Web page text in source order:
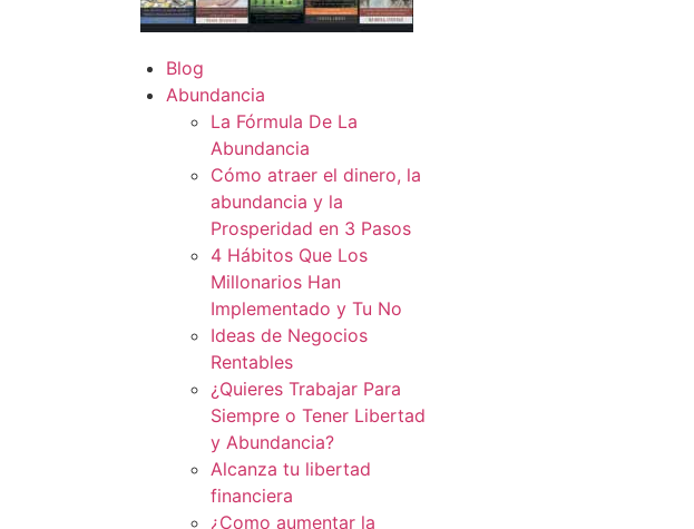
Blog
Abundancia
La Fórmula De La
Abundancia
Cómo atraer el dinero, la
abundancia y la
Prosperidad en 3 Pasos
4 Hábitos Que Los
Millonarios Han
Implementado y Tu No
Ideas de Negocios
Rentables
¿Quieres Trabajar Para
Siempre o Tener Libertad
y Abundancia?
Alcanza tu libertad
financiera
¿Como aumentar la